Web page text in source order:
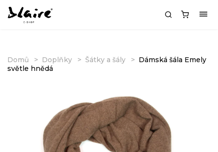
Domů Doplňky Šátky a šály
Dámská šála Emely
světle hnědá